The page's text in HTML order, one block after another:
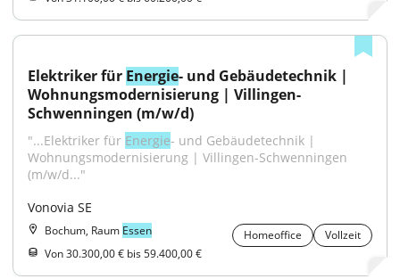
Elektriker für Energie- und Gebäudetechnik |
Wohnungsmodernisierung | Villingen-
Schwenningen (m/w/d)
"...Elektriker für Energie- und Gebäudetechnik |
Wohnungsmodernisierung | Villingen-Schwenningen
(m/w/d..."
Vonovia SE
Bochum, Raum Essen Homeoffice
Vollzeit
Von 30.300,00 € bis 59.400,00 €